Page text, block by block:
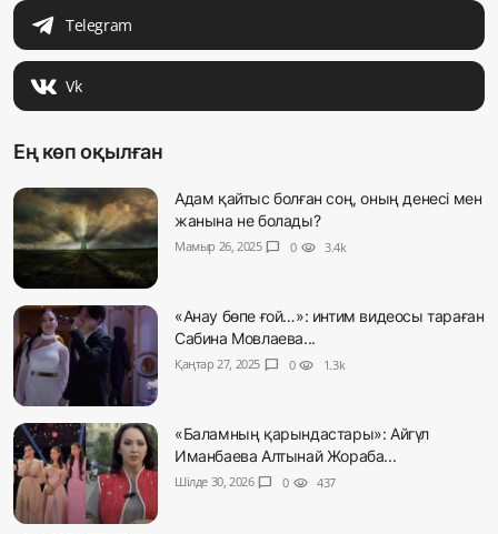
Telegram
Vk
Ең көп оқылған
Адам қайтыс болған соң, оның денесі мен
жанына не болады?
Мамыр 26, 2025 chat_bubble 0 visibility 3.4k
«Анау бөпе ғой…»: интим видеосы тараған
Сабина Мовлаева...
Қаңтар 27, 2025 chat_bubble 0 visibility 1.3k
«Баламның қарындастары»: Айгүл
Иманбаева Алтынай Жораба...
Шілде 30, 2026 chat_bubble 0 visibility 437